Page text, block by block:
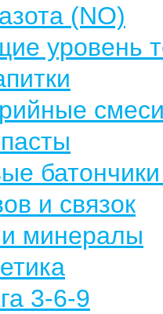
(NO)
уровень
и связок
минералы
3-6-9